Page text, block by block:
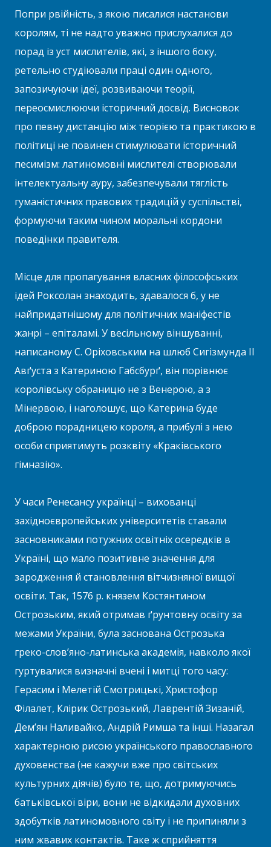
Попри рвійність, з якою писалися настанови
королям, ті не надто уважно прислухалися до
порад із уст мислителів, які, з іншого боку,
ретельно студіювали праці один одного,
запозичуючи ідеї, розвиваючи теорії,
переосмислюючи історичний досвід. Висновок
про певну дистанцію між теорією та практикою в
політиці не повинен стимулювати історичний
песимізм: латиномовні мислителі створювали
інтелектуальну ауру, забезпечували тяглість
гуманістичних правових традицій у суспільстві,
формуючи таким чином моральні кордони
поведінки правителя.
Місце для пропагування власних філософських
ідей Роксолан знаходить, здавалося б, у не
найпридатнішому для політичних маніфестів
жанрі – епіталамі. У весільному віншуванні,
написаному С. Оріховським на шлюб Сигізмунда II
Авґуста з Катериною Габсбурґ, він порівнює
королівську обраницю не з Венерою, а з
Мінервою, і наголошує, що Катерина буде
доброю порадницею короля, а прибулі з нею
особи сприятимуть розквіту «Краківського
гімназію».
У часи Ренесансу українці – вихованці
західноєвропейських університетів ставали
засновниками потужних освітніх осередків в
Україні, що мало позитивне значення для
зародження й становлення вітчизняної вищої
освіти. Так, 1576 р. князем Костянтином
Острозьким, який отримав ґрунтовну освіту за
межами України, була заснована Острозька
греко-слов’яно-латинська академія, навколо якої
гуртувалися визначні вчені і митці того часу:
Герасим і Мелетій Смотрицькі, Христофор
Філалет, Клірик Острозький, Лаврентій Зизаній,
Дем’ян Наливайко, Андрій Римша та інші. Назагал
характерною рисою українського православного
духовенства (не кажучи вже про світських
культурних діячів) було те, що, дотримуючись
батьківської віри, вони не відкидали духовних
здобутків латиномовного світу і не припиняли з
ним жвавих контактів. Таке ж сприйняття